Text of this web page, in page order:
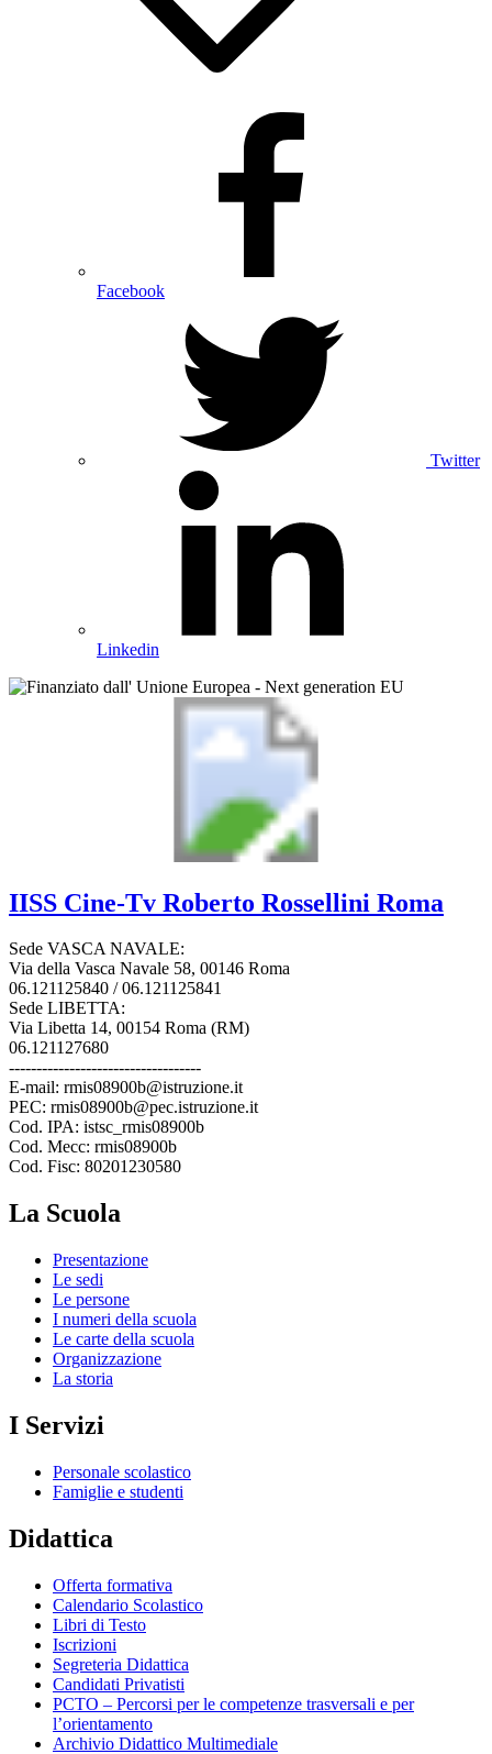
Facebook
Twitter
Linkedin
IISS Cine-Tv Roberto Rossellini Roma
Sede VASCA NAVALE:
Via della Vasca Navale 58, 00146 Roma
06.121125840 / 06.121125841
Sede LIBETTA:
Via Libetta 14, 00154 Roma (RM)
06.121127680
-----------------------------------
E-mail: rmis08900b@istruzione.it
PEC: rmis08900b@pec.istruzione.it
Cod. IPA: istsc_rmis08900b
Cod. Mecc: rmis08900b
Cod. Fisc: 80201230580
La Scuola
Presentazione
Le sedi
Le persone
I numeri della scuola
Le carte della scuola
Organizzazione
La storia
I Servizi
Personale scolastico
Famiglie e studenti
Didattica
Offerta formativa
Calendario Scolastico
Libri di Testo
Iscrizioni
Segreteria Didattica
Candidati Privatisti
PCTO – Percorsi per le competenze trasversali e per
l’orientamento
Archivio Didattico Multimediale